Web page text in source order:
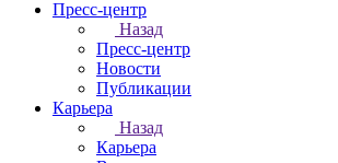
Пресс-центр
Назад
Пресс-центр
Новости
Публикации
Карьера
Назад
Карьера